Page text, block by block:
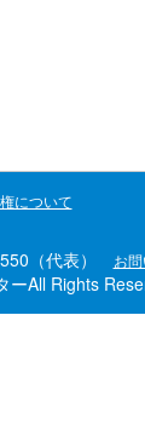
について
（代表）
お
ーAll Rights